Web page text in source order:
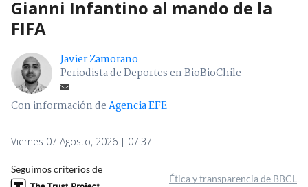
Gianni Infantino al mando de la
FIFA
Javier Zamorano
Periodista de Deportes en BioBioChile
Con información deAgencia EFE
Viernes 07 Agosto, 2026 | 07:37
Seguimos criterios de
Ética y transparencia de BBCL